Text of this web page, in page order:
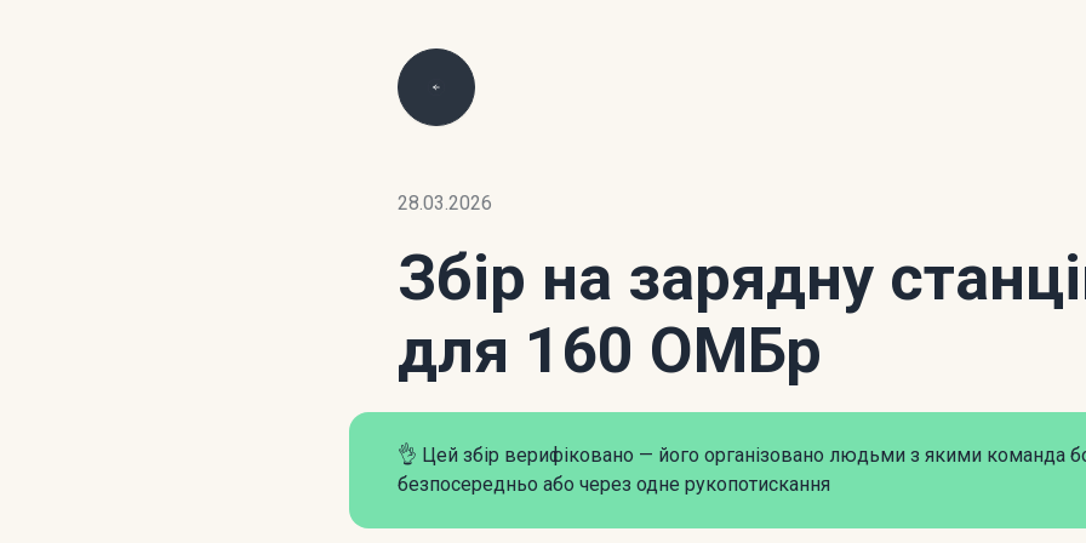
28.03.2026
Збір на зарядну
для 160 ОМБр
👌 Цей збір верифіковано — його організовано людьми з якими команда
безпосередньо або через одне рукопотискання